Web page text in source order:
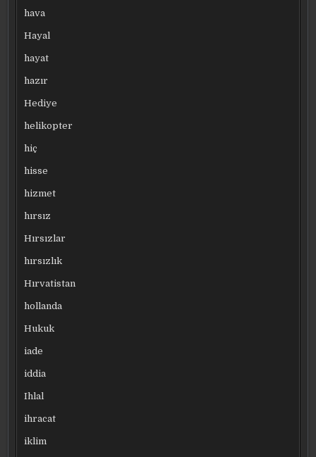
hava
Hayal
hayat
hazır
Hediye
helikopter
hiç
hisse
hizmet
hırsız
Hırsızlar
hırsızlık
Hırvatistan
hollanda
Hukuk
iade
iddia
Ihlal
ihracat
iklim